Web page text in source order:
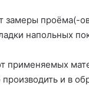
замеры проёма(-
напольных
применяемых
и в